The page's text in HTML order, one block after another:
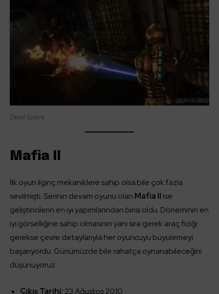
Dead Space
Mafia II
İlk oyun ilginç mekaniklere sahip olsa bile çok fazla
sevilmişti. Serinin devam oyunu olan Mafia II ise
geliştiricilerin en iyi yapımlarından birisi oldu. Döneminin en
iyi görselliğine sahip olmasının yanı sıra gerek araç fiziği
gerekse çevre detaylarıyla her oyuncuyu büyülemeyi
başarıyordu. Günümüzde bile rahatça oynanabileceğini
düşünüyoruz.
Çıkış Tarihi: 23 Ağustos 2010